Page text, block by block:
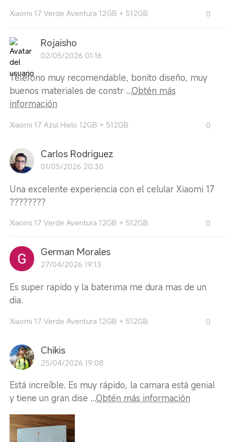
Xiaomi 17 Verde Aventura 12GB + 512GB 0
Rojaisho
02/05/2026 01:16
Teléfono muy recomendable, bonito diseño, muy
buenos materiales de constr ...Obtén más
información
Xiaomi 17 Azul Hielo 12GB + 512GB 0
Carlos Rodriguez
01/05/2026 20:30
Una excelente experiencia con el celular Xiaomi 17
????????
Xiaomi 17 Verde Aventura 12GB + 512GB 0
German Morales
27/04/2026 19:13
Es super rapido y la baterima me dura mas de un
dia.
Xiaomi 17 Verde Aventura 12GB + 512GB 0
Chikis
25/04/2026 19:08
Está increíble. Es muy rápido, la camara está genial
y tiene un gran dise ...Obtén más información